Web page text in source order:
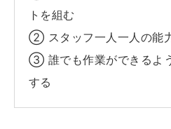
トを組む
② スタッフ一人一人の能
③ 誰でも作業ができるよ
する